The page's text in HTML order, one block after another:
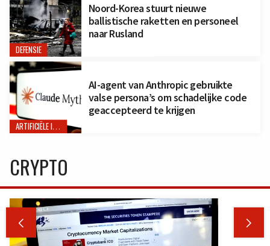
DEFENSIE
Noord-Korea stuurt nieuwe
ballistische raketten en personeel
naar Rusland
ARTIFICIËLE INTELLIGENTIE
AI-agent van Anthropic gebruikte
valse persona’s om schadelijke code
geaccepteerd te krijgen
CRYPTO
 